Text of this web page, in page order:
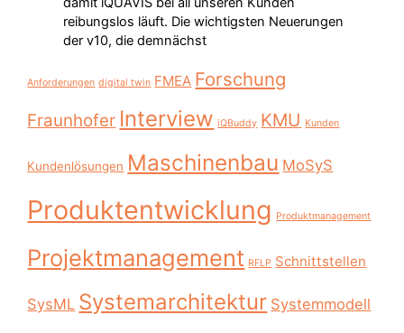
reibungslos läuft. Die wichtigsten Neuerungen
der v10, die demnächst
Anforderungen digital twin FMEA Forschung
Fraunhofer Interview iQBuddy KMU Kunden
Kundenlösungen Maschinenbau MoSyS
Produktentwicklung Produktmanagement
Projektmanagement RFLP Schnittstellen
SysML Systemarchitektur Systemmodell